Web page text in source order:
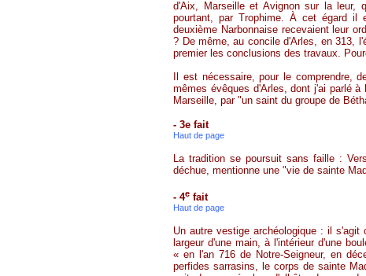
d'Aix, Marseille et Avignon sur la leur,
pourtant, parTrophime . À cet égard il
deuxième Narbonnaise recevaient leur
? De même, au concile d'Arles, en 313,
premier les conclusions des travaux.
Il est nécessaire, pour le comprendre,
mêmes évêques d'Arles, dont j'ai parlé
Marseille, par "un saint du groupe de
- 3e fait
Haut de page
La tradition se poursuit sans faille :
déchue, mentionne une "vie de sainte
- 4e fait
Haut de page
Un autre vestige archéologique : il
largeur d'une main, à l'intérieur d'une
« en l'an 716 de Notre-Seigneur, en
perfides sarrasins, le corps de sainte